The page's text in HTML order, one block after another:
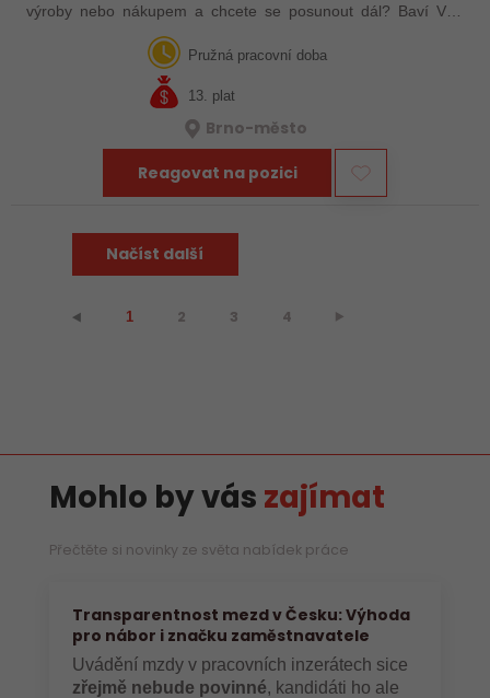
výroby nebo nákupem a chcete se posunout dál? Baví Vás
bez problémů a zákazník…Pružná pracovní doba
13. plat
Brno-město
Reagovat na pozici
Načíst další
⯇ 1 2 3 4 ⯈
Mohlo by vás zajímat
Přečtěte si novinky ze světa nabídek práce
Transparentnost mezd v Česku: Výhoda
pro nábor i značku zaměstnavatele
Uvádění mzdy v pracovních inzerátech sice
zřejmě nebude povinné, kandidáti ho ale